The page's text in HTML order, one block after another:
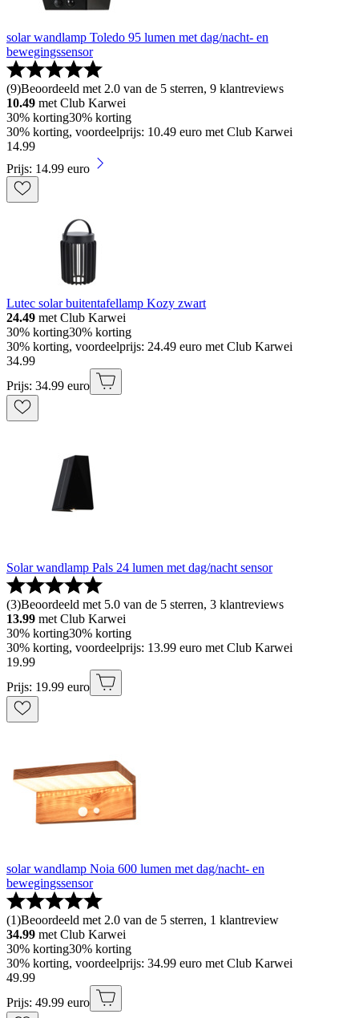
solar wandlamp Toledo 95 lumen met dag/nacht- en
bewegingssensor
(9)Beoordeeld met 2.0 van de 5 sterren, 9 klantreviews
10.49 met Club Karwei
30% korting30% korting
30% korting, voordeelprijs: 10.49 euro met Club Karwei
14.99
Prijs: 14.99 euro
Lutec solar buitentafellamp Kozy zwart
24.49 met Club Karwei
30% korting30% korting
30% korting, voordeelprijs: 24.49 euro met Club Karwei
34.99
Prijs: 34.99 euro
Solar wandlamp Pals 24 lumen met dag/nacht sensor
(3)Beoordeeld met 5.0 van de 5 sterren, 3 klantreviews
13.99 met Club Karwei
30% korting30% korting
30% korting, voordeelprijs: 13.99 euro met Club Karwei
19.99
Prijs: 19.99 euro
solar wandlamp Noia 600 lumen met dag/nacht- en
bewegingssensor
(1)Beoordeeld met 2.0 van de 5 sterren, 1 klantreview
34.99 met Club Karwei
30% korting30% korting
30% korting, voordeelprijs: 34.99 euro met Club Karwei
49.99
Prijs: 49.99 euro